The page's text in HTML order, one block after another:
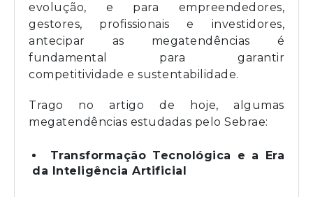
evolução, e para empreendedores,
gestores, profissionais e investidores,
antecipar as megatendências é
fundamental para garantir
competitividade e sustentabilidade.
Trago no artigo de hoje, algumas
megatendências estudadas pelo Sebrae:
Transformação Tecnológica e a Era
da Inteligência Artificial